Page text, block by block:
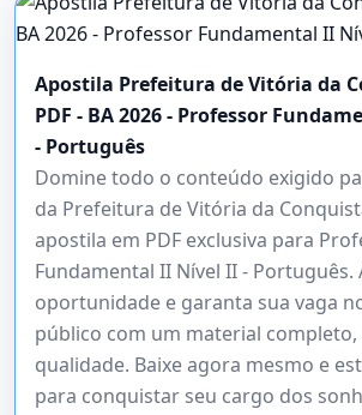
Apostila Prefeitura de Vitória da
PDF - BA 2026 - Professor
- Português
Domine todo o conteúdo exigido
da Prefeitura de Vitória da
apostila em PDF exclusiva para
Fundamental II Nível II - Português.
oportunidade e garanta sua vaga
público com um material
qualidade. Baixe agora mesmo e
para conquistar seu cargo dos